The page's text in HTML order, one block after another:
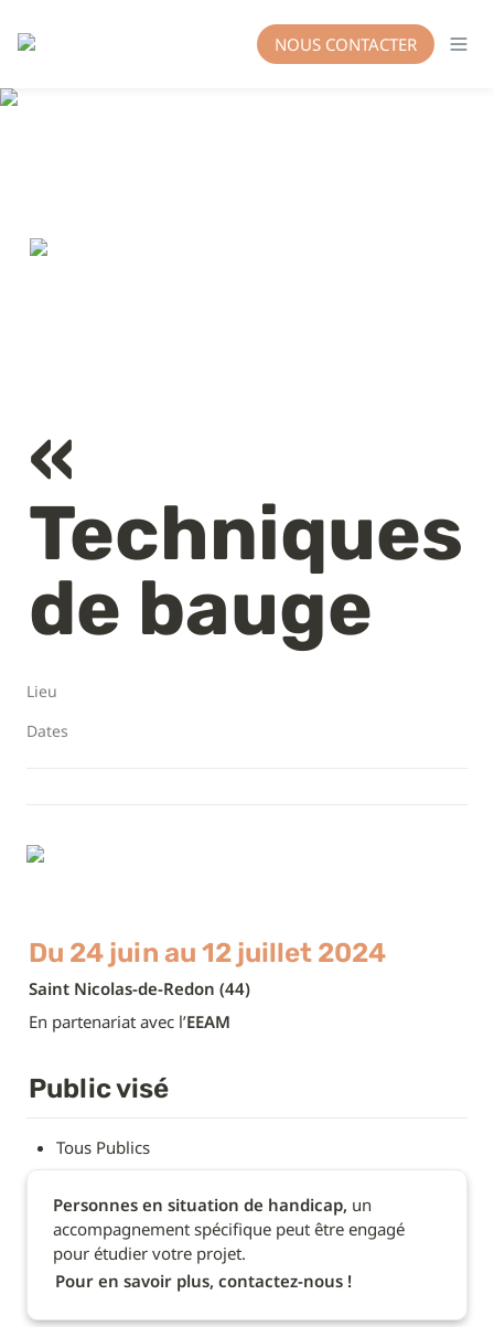
NOUS CONTACTER
«
Techniques
de bauge
Lieu
Dates
Du 24 juin au 12 juillet 2024
Saint Nicolas-de-Redon (44)
En partenariat avec l’EEAM
Public visé
Tous Publics
Personnes en situation de handicap, un
accompagnement spécifique peut être engagé
pour étudier votre projet.
Pour en savoir plus, contactez-nous !